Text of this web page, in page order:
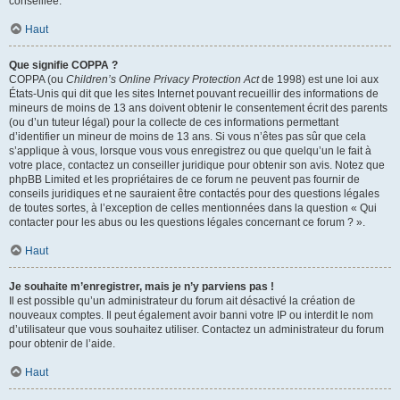
Haut
Que signifie COPPA ?
COPPA (ou Children’s Online Privacy Protection Actde 1998) est une loi aux
États-Unis qui dit que les sites Internet pouvant recueillir des informations de
mineurs de moins de 13 ans doivent obtenir le consentement écrit des parents
(ou d’un tuteur légal) pour la collecte de ces informations permettant
d’identifier un mineur de moins de 13 ans. Si vous n’êtes pas sûr que cela
s’applique à vous, lorsque vous vous enregistrez ou que quelqu’un le fait à
votre place, contactez un conseiller juridique pour obtenir son avis. Notez que
phpBB Limited et les propriétaires de ce forum ne peuvent pas fournir de
conseils juridiques et ne sauraient être contactés pour des questions légales
de toutes sortes, à l’exception de celles mentionnées dans la question « Qui
contacter pour les abus ou les questions légales concernant ce forum ? ».
Haut
Je souhaite m’enregistrer, mais je n’y parviens pas !
Il est possible qu’un administrateur du forum ait désactivé la création de
nouveaux comptes. Il peut également avoir banni votre IP ou interdit le nom
d’utilisateur que vous souhaitez utiliser. Contactez un administrateur du forum
pour obtenir de l’aide.
Haut